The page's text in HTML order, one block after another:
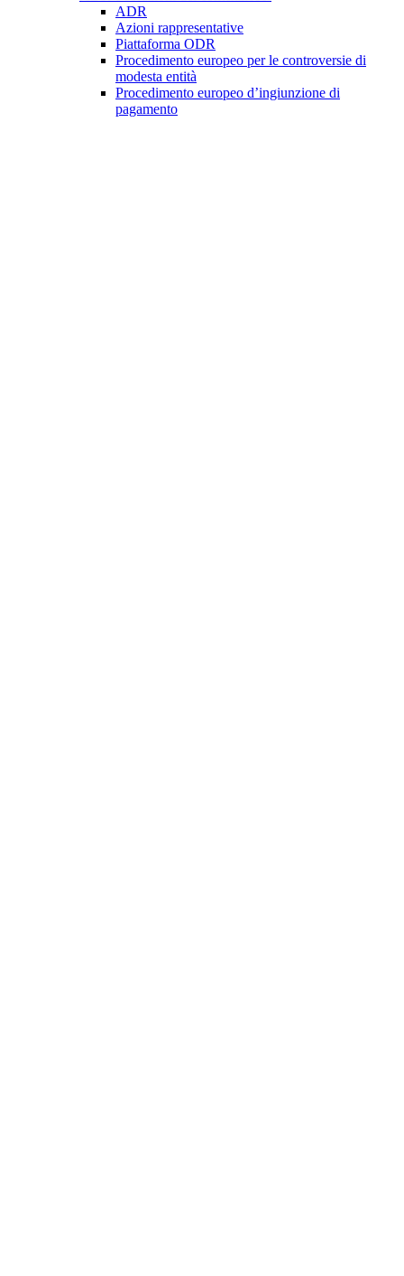
ADR
Azioni rappresentative
Piattaforma ODR
Procedimento europeo per le controversie di
modesta entità
Procedimento europeo d’ingiunzione di
pagamento